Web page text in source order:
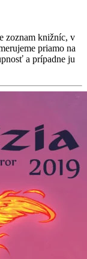
zoznam knižníc, v
priamo na
a prípadne ju